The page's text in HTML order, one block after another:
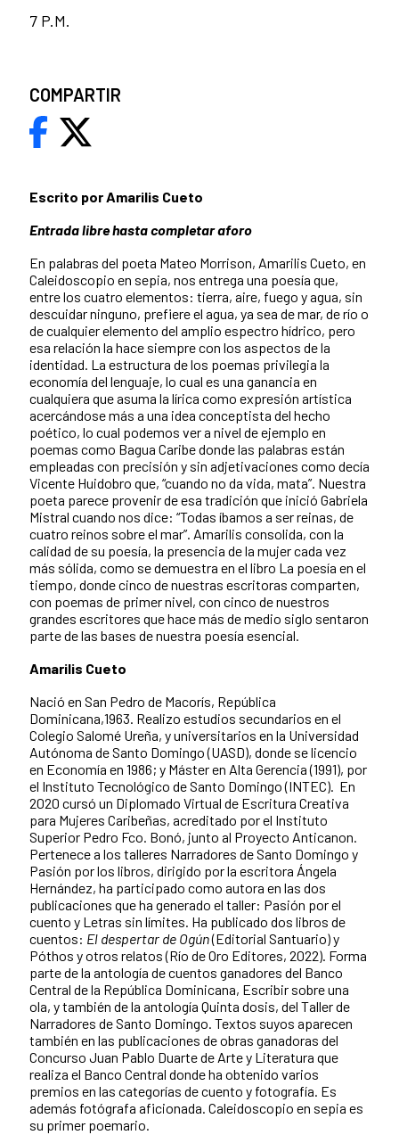
Escrito por Amarilis Cueto
Entrada libre hasta completar aforo
En palabras del poeta Mateo Morrison, Amarilis Cueto, en
Caleidoscopio en sepia, nos entrega una poesía que,
entre los cuatro elementos: tierra, aire, fuego y agua, sin
descuidar ninguno, prefiere el agua, ya sea de mar, de río o
de cualquier elemento del amplio espectro hídrico, pero
esa relación la hace siempre con los aspectos de la
identidad. La estructura de los poemas privilegia la
economía del lenguaje, lo cual es una ganancia en
cualquiera que asuma la lírica como expresión artística
acercándose más a una idea conceptista del hecho
poético, lo cual podemos ver a nivel de ejemplo en
poemas como Bagua Caribe donde las palabras están
empleadas con precisión y sin adjetivaciones como decía
Vicente Huidobro que, “cuando no da vida, mata”. Nuestra
poeta parece provenir de esa tradición que inició Gabriela
Mistral cuando nos dice: “Todas íbamos a ser reinas, de
cuatro reinos sobre el mar”. Amarilis consolida, con la
calidad de su poesía, la presencia de la mujer cada vez
más sólida, como se demuestra en el libro La poesía en el
tiempo, donde cinco de nuestras escritoras comparten,
con poemas de primer nivel, con cinco de nuestros
grandes escritores que hace más de medio siglo sentaron
parte de las bases de nuestra poesía esencial.
Amarilis Cueto
Nació en San Pedro de Macorís, República
Dominicana,1963. Realizo estudios secundarios en el
Colegio Salomé Ureña, y universitarios en la Universidad
Autónoma de Santo Domingo (UASD), donde se licencio
en Economía en 1986; y Máster en Alta Gerencia (1991), por
el Instituto Tecnológico de Santo Domingo (INTEC). En
2020 cursó un Diplomado Virtual de Escritura Creativa
para Mujeres Caribeñas, acreditado por el Instituto
Superior Pedro Fco. Bonó, junto al Proyecto Anticanon.
Pertenece a los talleres Narradores de Santo Domingo y
Pasión por los libros, dirigido por la escritora Ángela
Hernández, ha participado como autora en las dos
publicaciones que ha generado el taller: Pasión por el
cuento y Letras sin límites. Ha publicado dos libros de
cuentos: El despertar de Ogún(Editorial Santuario) y
Póthos y otros relatos (Río de Oro Editores, 2022). Forma
parte de la antología de cuentos ganadores del Banco
Central de la República Dominicana, Escribir sobre una
ola, y también de la antología Quinta dosis, del Taller de
Narradores de Santo Domingo. Textos suyos aparecen
también en las publicaciones de obras ganadoras del
Concurso Juan Pablo Duarte de Arte y Literatura que
realiza el Banco Central donde ha obtenido varios
premios en las categorías de cuento y fotografía. Es
además fotógrafa aficionada. Caleidoscopio en sepia es
su primer poemario.
7 P.M.
COMPARTIR